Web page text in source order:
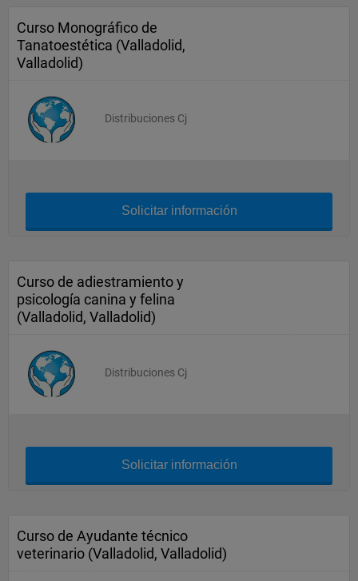
Curso Monográfico de
Tanatoestética (Valladolid,
Valladolid)
Distribuciones Cj
Solicitar información
Curso de adiestramiento y
psicología canina y felina
(Valladolid, Valladolid)
Distribuciones Cj
Solicitar información
Curso de Ayudante técnico
veterinario (Valladolid, Valladolid)